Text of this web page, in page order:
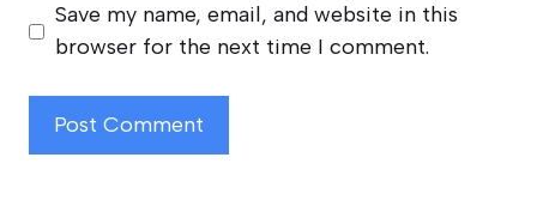
Save my name, email, and website in this
browser for the next time I comment.